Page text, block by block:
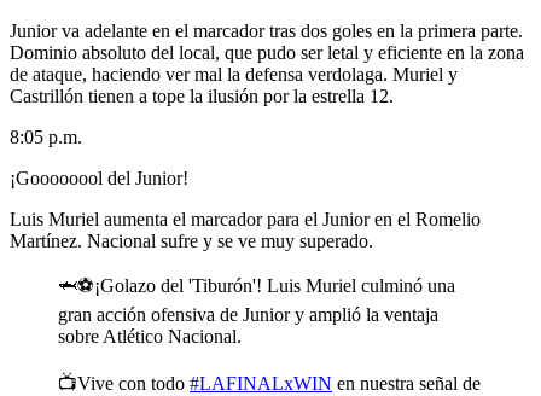
Junior va adelante en el marcador tras dos goles en la primera parte.
Dominio absoluto del local, que pudo ser letal y eficiente en la zona
de ataque, haciendo ver mal la defensa verdolaga. Muriel y
Castrillón tienen a tope la ilusión por la estrella 12.
8:05 p.m.
¡Goooooool del Junior!
Luis Muriel aumenta el marcador para el Junior en el Romelio
Martínez. Nacional sufre y se ve muy superado.
🦈⚽¡Golazo del 'Tiburón'! Luis Muriel culminó una
gran acción ofensiva de Junior y amplió la ventaja
sobre Atlético Nacional.
📺Vive con todo #LAFINALxWIN en nuestra señal de